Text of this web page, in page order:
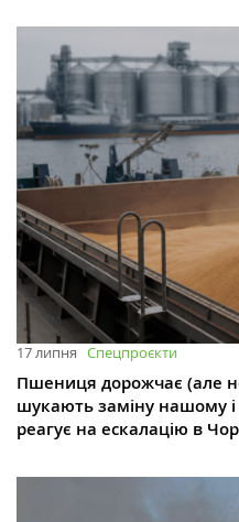
17 липня Спецпроєкти
Пшениця дорожчає (але
шукають заміну нашому і
реагує на ескалацію в